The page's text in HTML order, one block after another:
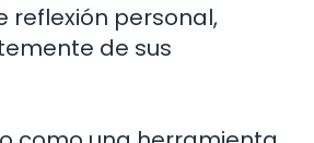
reflexión personal,
de sus